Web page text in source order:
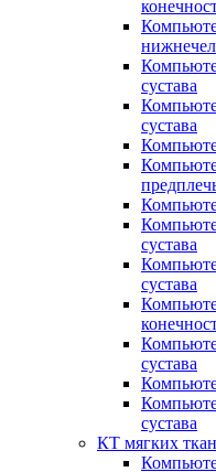
сустава
сустава
сустава
сустава
сустава
сустава
КТ мягких